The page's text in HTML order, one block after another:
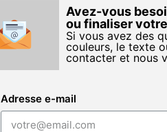
Avez-vous
ou finaliser
Si vous avez des
couleurs, le texte
contacter et nous
Adresse e-mail